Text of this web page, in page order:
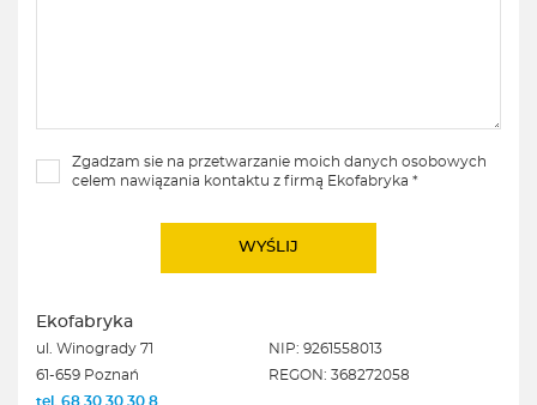
Zgadzam sie na przetwarzanie moich danych osobowych
celem nawiązania kontaktu z firmą Ekofabryka *
Ekofabryka
ul. Winogrady 71
61-659 Poznań
tel. 68 30 30 30 8
NIP: 9261558013
REGON: 368272058